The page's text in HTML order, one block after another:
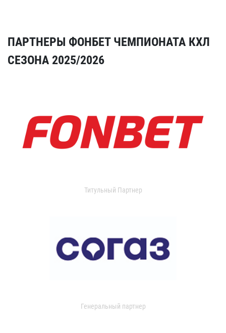
ПАРТНЕРЫ ФОНБЕТ ЧЕМПИОНАТА КХЛ
СЕЗОНА 2025/2026
Титульный Партнер
Генеральный партнер